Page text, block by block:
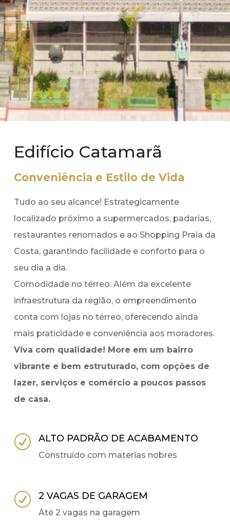
Edifício Catamarã
Conveniência e Estilo de Vida
Tudo ao seu alcance! Estrategicamente
localizado próximo a supermercados, padarias,
restaurantes renomados e ao Shopping Praia da
Costa, garantindo facilidade e conforto para o
seu dia a dia.
Comodidade no térreo: Além da excelente
infraestrutura da região, o empreendimento
conta com lojas no térreo, oferecendo ainda
mais praticidade e conveniência aos moradores.
Viva com qualidade! More em um bairro
vibrante e bem estruturado, com opções de
lazer, serviços e comércio a poucos passos
de casa.
R ALTO PADRÃO DE ACABAMENTO
Construído com materias nobres
R 2 VAGAS DE GARAGEM
Até 2 vagas na garagem